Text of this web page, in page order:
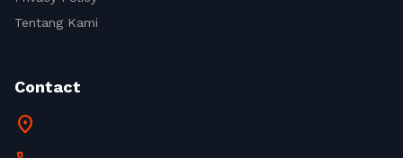
Tentang Kami
Contact
location_on